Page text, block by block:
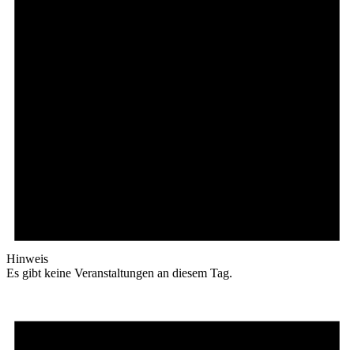
Hinweis
Es gibt keine Veranstaltungen an diesem Tag.